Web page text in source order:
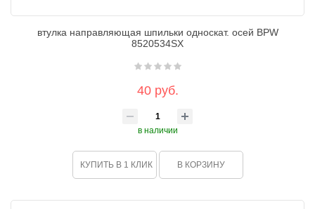
втулка направляющая шпильки односкат. осей BPW
8520534SX
40 руб.
в наличии
КУПИТЬ В 1 КЛИК В КОРЗИНУ